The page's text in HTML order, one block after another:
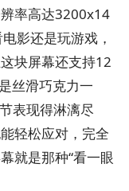
率高达3200x14
影还是玩游戏，
块屏幕还支持12
丝滑巧克力一
表现得淋漓尽
轻松应对，完全
就是那种“看一眼